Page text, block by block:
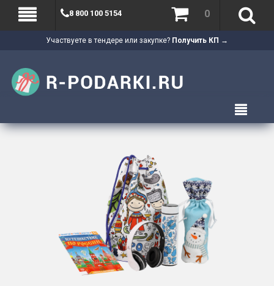
Участвуете в тендере или закупке? Получить КП →
8 800 100 5154 0